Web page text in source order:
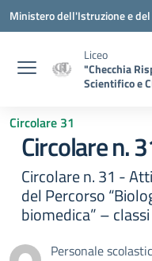
Vai ai contenuti
Vai al menu di navigazione
Vai al footer
Ministero dell'Istruzione e
Liceo
"Checchia
Scientifico e
Circolare 31
Circolare n.
Circolare n. 31 -
del Percorso
biomedica” –
Personale